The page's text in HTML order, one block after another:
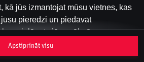
kā jūs izmantojat mūsu vietnes, kas
pieredzi un piedāvāt
pielāgots jūsu vēlmēm.
(tā sauktas "sesijas sīkdatnes")
Apstiprināt visu